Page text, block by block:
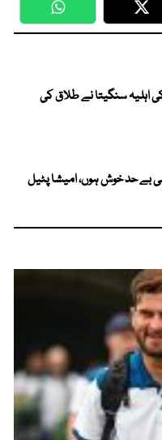
WhatsApp
اہلیہ سنگیتا نے طلاق کی
بے حد خوش ہوں، امیشا پٹیل